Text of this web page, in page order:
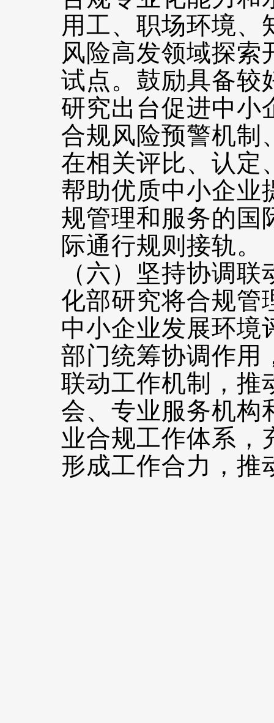
用工、职场环境、
风险高发领域探索
试点。鼓励具备较
研究出台促进中小
合规风险预警机制
在相关评比、认定
帮助优质中小企业
规管理和服务的国
际通行规则接轨。
（六）坚持协调
化部研究将合规管
中小企业发展环境
部门统筹协调作用
联动工作机制，推
会、专业服务机构
业合规工作体系，
形成工作合力，推